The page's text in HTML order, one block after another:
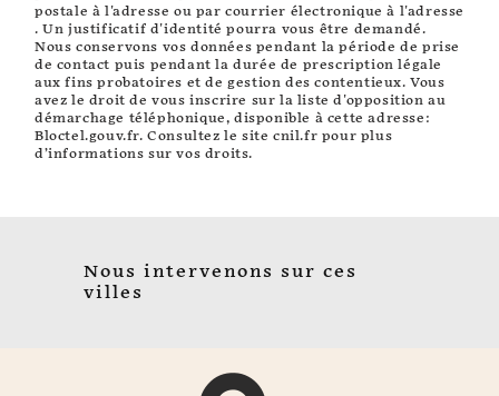
postale à l'adresse ou par courrier électronique à l'adresse
. Un justificatif d'identité pourra vous être demandé.
Nous conservons vos données pendant la période de prise
de contact puis pendant la durée de prescription légale
aux fins probatoires et de gestion des contentieux. Vous
avez le droit de vous inscrire sur la liste d'opposition au
démarchage téléphonique, disponible à cette adresse:
Bloctel.gouv.fr. Consultez le site cnil.fr pour plus
d’informations sur vos droits.
Nous intervenons sur ces
villes